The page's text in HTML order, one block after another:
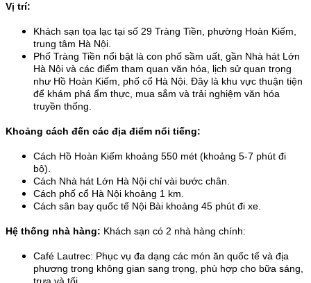
Vị trí:
Khách sạn tọa lạc tại số 29 Tràng Tiền, phường Hoàn Kiếm,
trung tâm Hà Nội.
Phố Tràng Tiền nổi bật là con phố sầm uất, gần Nhà hát Lớn
Hà Nội và các điểm tham quan văn hóa, lịch sử quan trọng
như Hồ Hoàn Kiếm, phố cổ Hà Nội. Đây là khu vực thuận tiện
để khám phá ẩm thực, mua sắm và trải nghiệm văn hóa
truyền thống.
Khoảng cách đến các địa điểm nổi tiếng:
Cách Hồ Hoàn Kiếm khoảng 550 mét (khoảng 5-7 phút đi
bộ).
Cách Nhà hát Lớn Hà Nội chỉ vài bước chân.
Cách phố cổ Hà Nội khoảng 1 km.
Cách sân bay quốc tế Nội Bài khoảng 45 phút đi xe.
Hệ thống nhà hàng: Khách sạn có 2 nhà hàng chính:
Café Lautrec: Phục vụ đa dạng các món ăn quốc tế và địa
phương trong không gian sang trọng, phù hợp cho bữa sáng,